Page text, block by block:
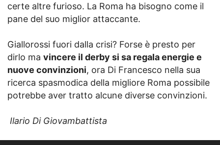
certe altre furioso. La Roma ha bisogno come il
pane del suo miglior attaccante.
Giallorossi fuori dalla crisi? Forse è presto per
dirlo ma vincere il derby si sa regala energie e
nuove convinzioni, ora Di Francesco nella sua
ricerca spasmodica della migliore Roma possibile
potrebbe aver tratto alcune diverse convinzioni.
Ilario Di Giovambattista